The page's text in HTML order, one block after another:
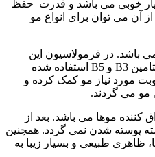
می باشد و قدرت حفظ
آن می توان برای انواع مو
فرمولاسیون این
واکس مو از ویتامین هایی چون ویتامین B3 و B5 استفاده شده
مو کمک کرده و
می باشد. بعد از
شدن نمی گردد. همچنین
و بسیار زیبا به